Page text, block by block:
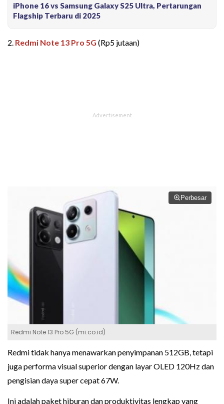
iPhone 16 vs Samsung Galaxy S25 Ultra, Pertarungan
Flagship Terbaru di 2025
2. Redmi Note 13 Pro 5G (Rp5 jutaan)
Perbesar
Redmi Note 13 Pro 5G (mi.co.id)
Redmi tidak hanya menawarkan penyimpanan 512GB, tetapi
juga performa visual superior dengan layar OLED 120Hz dan
pengisian daya super cepat 67W.
Ini adalah paket hiburan dan produktivitas lengkap yang